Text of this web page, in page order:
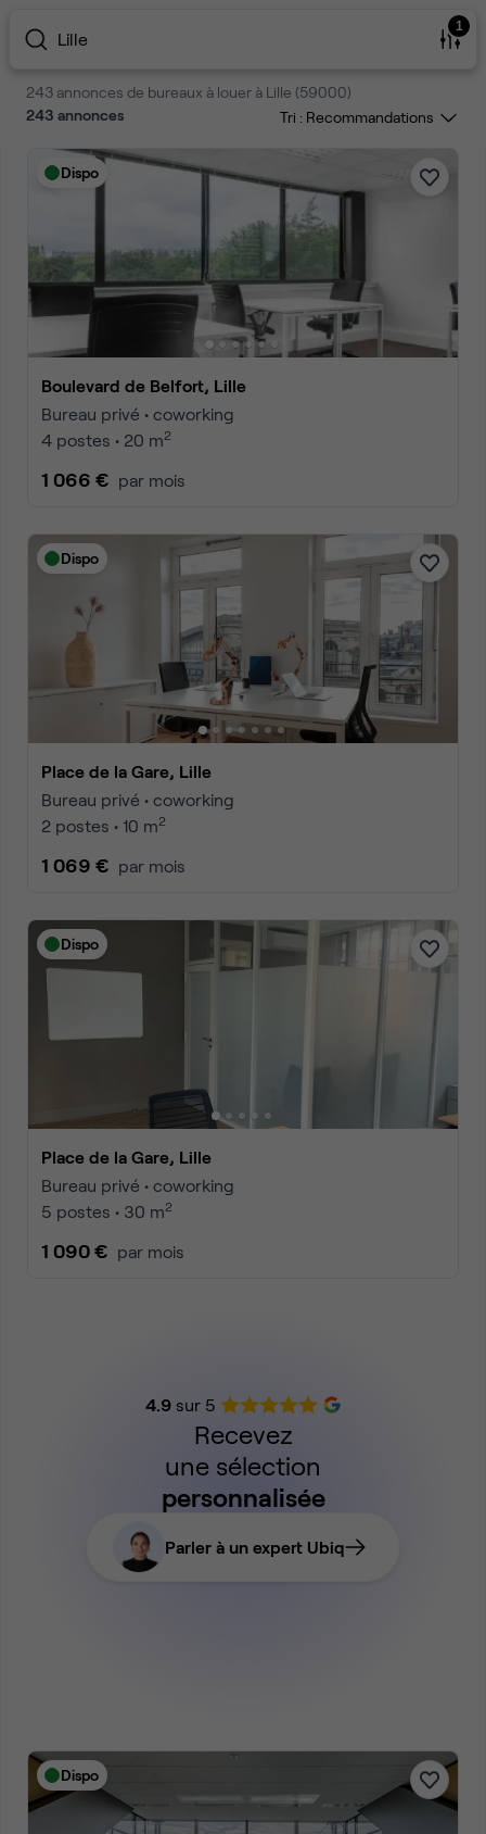
Lille
1
243 annonces de bureaux à louer à Lille (59000)
243 annonces Tri :
Dispo
Boulevard de Belfort, Lille
Bureau privé • coworking
4 postes • 20 m2
1 066 € par mois
Dispo
Place de la Gare, Lille
Bureau privé • coworking
2 postes • 10 m2
1 069 € par mois
Dispo
Place de la Gare, Lille
Bureau privé • coworking
5 postes • 30 m2
1 090 € par mois
4.9sur 5
Recevez
une sélection
personnalisée
Parler à un expert Ubiq
Dispo